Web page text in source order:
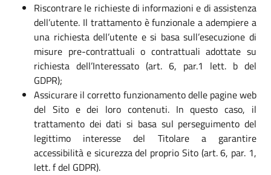
Riscontrare le richieste di informazioni e di assistenza
dell’utente. Il trattamento è funzionale a adempiere a
una richiesta dell’utente e si basa sull’esecuzione di
misure pre-contrattuali o contrattuali adottate su
richiesta dell’Interessato (art. 6, par.1 lett. b del
GDPR);
Assicurare il corretto funzionamento delle pagine web
del Sito e dei loro contenuti. In questo caso, il
trattamento dei dati si basa sul perseguimento del
legittimo interesse del Titolare a garantire
accessibilità e sicurezza del proprio Sito (art. 6, par. 1,
lett. f del GDPR).